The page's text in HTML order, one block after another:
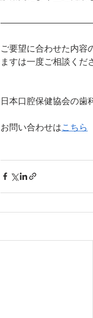
ご要望に合わせた内容
ますは一度ご相談くだ
日本口腔保健協会の歯
お問い合わせはこちら